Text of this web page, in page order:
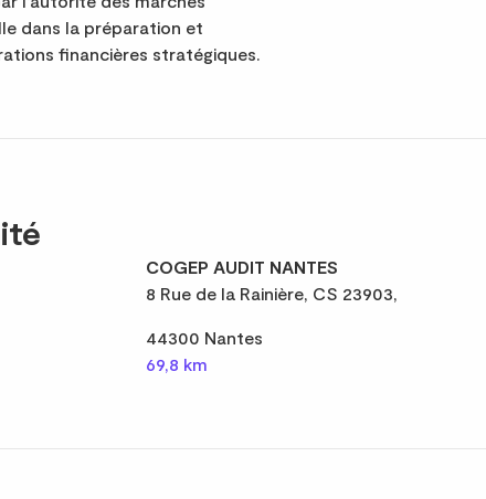
dans la préparation et
financières stratégiques.
COGEP AUDIT NANTES
8 Rue de la Rainière, CS 23903,
44300 Nantes
69,8 km